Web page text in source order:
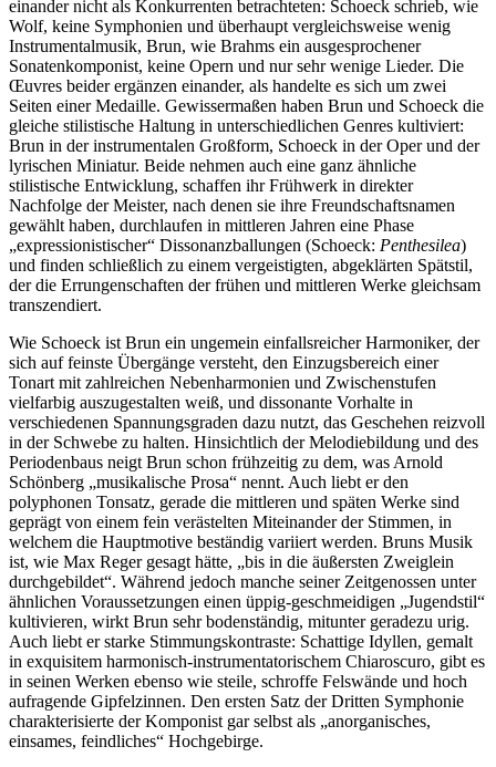
einander nicht als Konkurrenten betrachteten: Schoeck schrieb, wie
Wolf, keine Symphonien und überhaupt vergleichsweise wenig
Instrumentalmusik, Brun, wie Brahms ein ausgesprochener
Sonatenkomponist, keine Opern und nur sehr wenige Lieder. Die
Œuvres beider ergänzen einander, als handelte es sich um zwei
Seiten einer Medaille. Gewissermaßen haben Brun und Schoeck die
gleiche stilistische Haltung in unterschiedlichen Genres kultiviert:
Brun in der instrumentalen Großform, Schoeck in der Oper und der
lyrischen Miniatur. Beide nehmen auch eine ganz ähnliche
stilistische Entwicklung, schaffen ihr Frühwerk in direkter
Nachfolge der Meister, nach denen sie ihre Freundschaftsnamen
gewählt haben, durchlaufen in mittleren Jahren eine Phase
„expressionistischer“ Dissonanzballungen (Schoeck: Penthesilea)
und finden schließlich zu einem vergeistigten, abgeklärten Spätstil,
der die Errungenschaften der frühen und mittleren Werke gleichsam
transzendiert.
Wie Schoeck ist Brun ein ungemein einfallsreicher Harmoniker, der
sich auf feinste Übergänge versteht, den Einzugsbereich einer
Tonart mit zahlreichen Nebenharmonien und Zwischenstufen
vielfarbig auszugestalten weiß, und dissonante Vorhalte in
verschiedenen Spannungsgraden dazu nutzt, das Geschehen reizvoll
in der Schwebe zu halten. Hinsichtlich der Melodiebildung und des
Periodenbaus neigt Brun schon frühzeitig zu dem, was Arnold
Schönberg „musikalische Prosa“ nennt. Auch liebt er den
polyphonen Tonsatz, gerade die mittleren und späten Werke sind
geprägt von einem fein verästelten Miteinander der Stimmen, in
welchem die Hauptmotive beständig variiert werden. Bruns Musik
ist, wie Max Reger gesagt hätte, „bis in die äußersten Zweiglein
durchgebildet“. Während jedoch manche seiner Zeitgenossen unter
ähnlichen Voraussetzungen einen üppig-geschmeidigen „Jugendstil“
kultivieren, wirkt Brun sehr bodenständig, mitunter geradezu urig.
Auch liebt er starke Stimmungskontraste: Schattige Idyllen, gemalt
in exquisitem harmonisch-instrumentatorischem Chiaroscuro, gibt es
in seinen Werken ebenso wie steile, schroffe Felswände und hoch
aufragende Gipfelzinnen. Den ersten Satz der Dritten Symphonie
charakterisierte der Komponist gar selbst als „anorganisches,
einsames, feindliches“ Hochgebirge.